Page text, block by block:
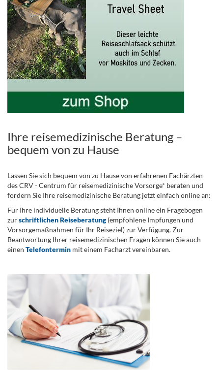
Ihre reisemedizinische Beratung –
bequem von zu Hause
Lassen Sie sich bequem von zu Hause von erfahrenen Fachärzten
des CRV - Centrum für reisemedizinische Vorsorge* beraten und
fordern Sie Ihre reisemedizinische Beratung jetzt einfach online an:
Für Ihre individuelle Beratung steht Ihnen online ein Fragebogen
zurschriftlichen Reiseberatung(empfohlene Impfungen und
Vorsorgemaßnahmen für Ihr Reiseziel) zur Verfügung. Zur
Beantwortung Ihrer reisemedizinischen Fragen können Sie auch
einen Telefontermin mit einem Facharzt vereinbaren.